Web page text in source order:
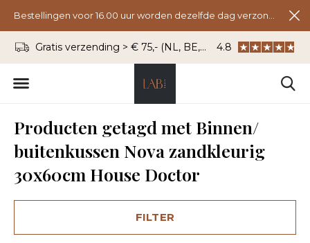
Gratis verzending > € 75,- (NL, BE, DU) WhatsApp: 06 -
4.8
Producten getagd met Binnen/
buitenkussen Nova zandkleurig
30x60cm House Doctor
FILTER